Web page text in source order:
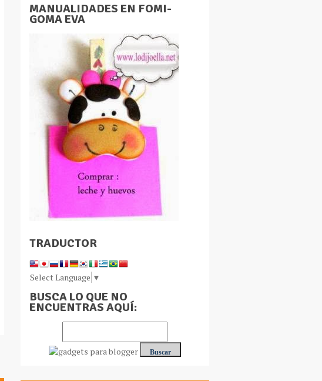
MANUALIDADES EN FOMI-
GOMA EVA
TRADUCTOR
Select Language ▼
BUSCA LO QUE NO
ENCUENTRAS AQUÍ: